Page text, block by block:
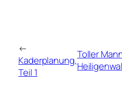
←
Kaderplanung,
Teil 1
Toller